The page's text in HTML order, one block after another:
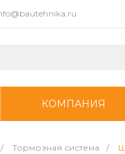
КОМПАНИЯ
/ Тормозная система /